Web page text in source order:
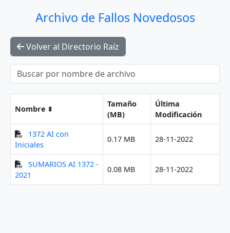
Archivo de Fallos Novedosos
Volver al Directorio Raíz
Nombre
Tamaño
(MB)
Última
Modificación
1372 AI con
Iniciales
0.17 MB 28-11-2022
SUMARIOS AI 1372 -
2021
0.08 MB 28-11-2022